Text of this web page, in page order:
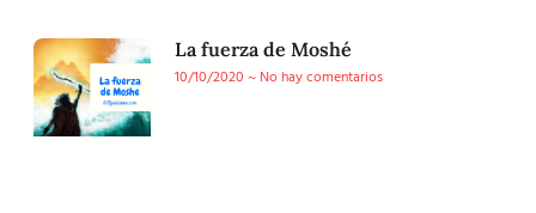
La fuerza de Moshé
10/10/2020
No hay comentarios